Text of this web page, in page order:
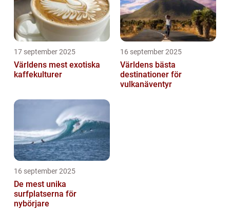
17 september 2025
Världens mest exotiska
kaffekulturer
16 september 2025
Världens bästa
destinationer för
vulkanäventyr
16 september 2025
De mest unika
surfplatserna för
nybörjare